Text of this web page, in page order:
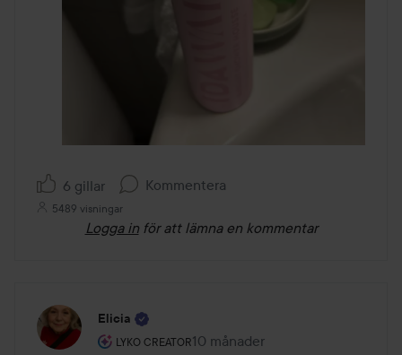
6 gillar Kommentera
5489 visningar
Logga in för att lämna en kommentar
Elicia
LYKO CREATOR
Användarens roll: Lyko Creator.
10 månader
Inlägget skapades 10 månader